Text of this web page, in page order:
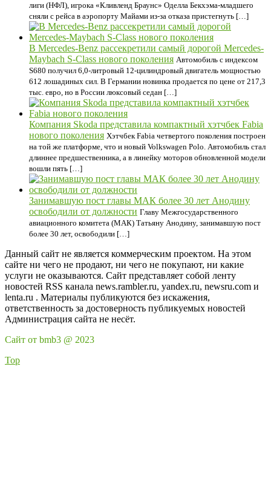
лиги (НФЛ), игрока «Кливленд Браунс» Оделла Бекхэма-младшего
сняли с рейса в аэропорту Майами из-за отказа пристегнуть […]
В Mercedes-Benz рассекретили самый дорогой Mercedes-
Maybach S-Class нового поколения Автомобиль с индексом
S680 получил 6,0-литровый 12-цилиндровый двигатель мощностью
612 лошадиных сил. В Германии новинка продается по цене от 217,3
тыс. евро, но в России люксовый седан […]
Компания Skoda представила компактный хэтчбек Fabia
нового поколения Хэтчбек Fabia четвертого поколения построен
на той же платформе, что и новый Volkswagen Polo. Автомобиль стал
длиннее предшественника, а в линейку моторов обновленной модели
вошли пять […]
Занимавшую пост главы МАК более 30 лет Анодину
освободили от должности Главу Межгосударственного
авиационного комитета (МАК) Татьяну Анодину, занимавшую пост
более 30 лет, освободили […]
Данный сайт не является коммерческим проектом. На этом
сайте ни чего не продают, ни чего не покупают, ни какие
услуги не оказываются. Сайт представляет собой ленту
новостей RSS канала news.rambler.ru, yandex.ru, newsru.com и
lenta.ru . Материалы публикуются без искажения,
ответственность за достоверность публикуемых новостей
Администрация сайта не несёт.
Сайт от bmb3 @ 2023
Top